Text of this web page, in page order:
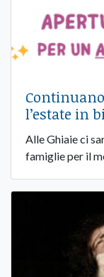
l’estate in
Alle Ghiaie ci
famiglie per il